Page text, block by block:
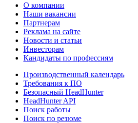
О компании
Наши вакансии
Партнерам
Реклама на сайте
Новости и статьи
Инвесторам
Кандидаты по профессиям
Производственный календарь
Требования к ПО
Безопасный HeadHunter
HeadHunter API
Поиск работы
Поиск по резюме